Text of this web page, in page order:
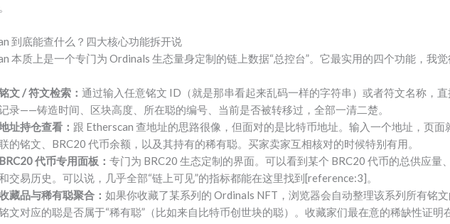
。
到底能查什么？四大核心功能拆开说
本质上是一个专门为 Ordinals 生态量身定制的链上数据“总控台”。它最实用的四个功能，我觉
文 / 符文检索：通过输入任意铭文 ID（就是那串看起来乱码一样的字符串）或者符文名称，
录——铸造时间、区块高度、所在聪的编号、当前是否被转移过，全部一清二楚。
址持仓查看： 跟 Etherscan 查地址的思路很像，但面对的是比特币地址。输入一个地址，页
的铭文、BRC20 代币余额，以及其持有的稀有聪。买家卖家互相核对的时候特别有用。
BRC20 代币专用面板：专门为 BRC20 生态定制的界面。可以看到某个 BRC20 代币的总供应量
交易历史。可以说，几乎全部“链上可见”的指标都能在这里找到[reference:3]。
藏品与稀有聪聚合：如果你收藏了某系列的 Ordinals NFT，浏览器会自动整理该系列所有铭
文对应的聪是否属于“稀有聪”（比如来自比特币创世块的聪）。收藏家们最在意的稀缺性证明